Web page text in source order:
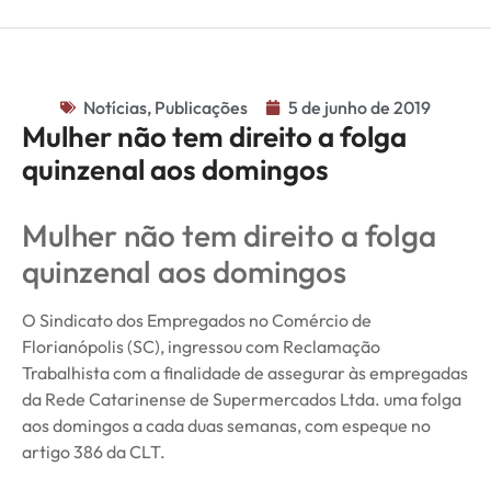
Notícias, Publicações 5 de junho de 2019
Mulher não tem direito a folga
quinzenal aos domingos
Mulher não tem direito a folga
quinzenal aos domingos
O Sindicato dos Empregados no Comércio de
Florianópolis (SC), ingressou com Reclamação
Trabalhista com a finalidade de assegurar às empregadas
da Rede Catarinense de Supermercados Ltda. uma folga
aos domingos a cada duas semanas, com espeque no
artigo 386 da CLT.